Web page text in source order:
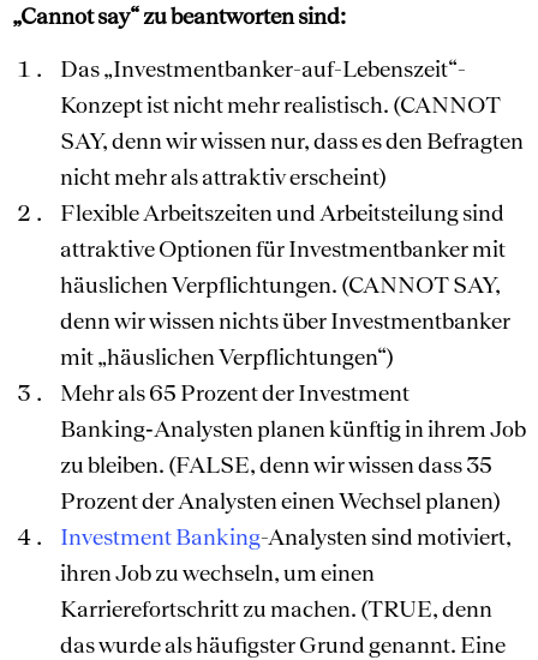
„Cannot say“ zu beantworten sind:
Das „Investmentbanker-auf-Lebenszeit“-
Konzept ist nicht mehr realistisch. (CANNOT
SAY, denn wir wissen nur, dass es den Befragten
nicht mehr als attraktiv erscheint)
Flexible Arbeitszeiten und Arbeitsteilung sind
attraktive Optionen für Investmentbanker mit
häuslichen Verpflichtungen. (CANNOT SAY,
denn wir wissen nichts über Investmentbanker
mit „häuslichen Verpflichtungen“)
Mehr als 65 Prozent der Investment
Banking‑Analysten planen künftig in ihrem Job
zu bleiben. (FALSE, denn wir wissen dass 35
Prozent der Analysten einen Wechsel planen)
Investment Banking-Analysten sind motiviert,
ihren Job zu wechseln, um einen
Karrierefortschritt zu machen. (TRUE, denn
das wurde als häufigster Grund genannt. Eine